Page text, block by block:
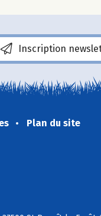
Inscription
Plan du site